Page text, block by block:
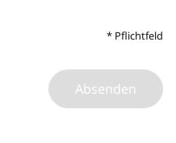
* Pflichtfeld
Absenden